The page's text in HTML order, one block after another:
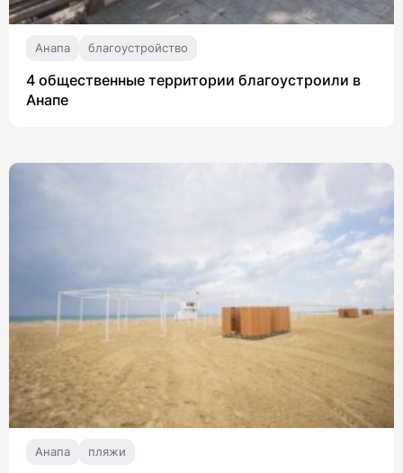
Анапа благоустройство
4 общественные территории благоустроили в
Анапе
Анапа пляжи